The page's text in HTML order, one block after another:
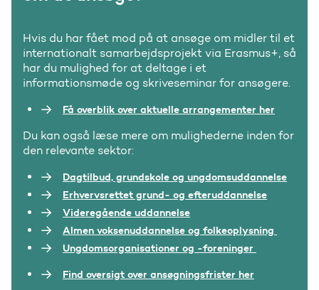
Hvis du har fået mod på at ansøge om midler til et
internationalt samarbejdsprojekt via Erasmus+, så
har du mulighed for at deltage i et
informationsmøde og skriveseminar for ansøgere.
Få overblik over aktuelle arrangementer her
Du kan også læse mere om mulighederne inden for
den relevante sektor:
Dagtilbud, grundskole og ungdomsuddannelse
Erhvervsrettet grund- og efteruddannelse
Videregående uddannelse
Almen voksenuddannelse og folkeoplysning
Ungdomsorganisationer og -foreninger
Find oversigt over ansøgningsfrister her